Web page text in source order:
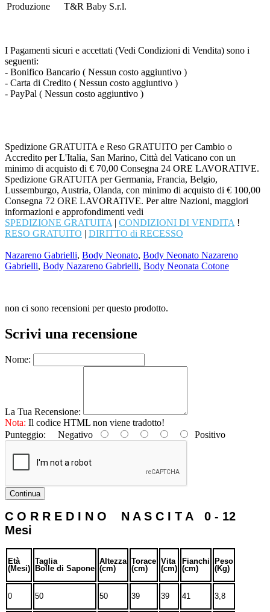
Produzione
T&R Baby S.r.l.
I Pagamenti sicuri e accettati (Vedi Condizioni di Vendita) sono i
seguenti:
- Bonifico Bancario ( Nessun costo aggiuntivo )
- Carta di Credito ( Nessun costo aggiuntivo )
- PayPal ( Nessun costo aggiuntivo )
Spedizione GRATUITA e Reso GRATUITO per Cambio o
Accredito per L'Italia, San Marino, Città del Vaticano con un
minimo di acquisto di € 70,00 Consegna 24 ORE LAVORATIVE.
Spedizione GRATUITA per Germania, Francia, Belgio,
Lussemburgo, Austria, Olanda, con minimo di acquisto di € 100,00
Consegna 72 ORE LAVORATIVE. Per altre Nazioni, maggiori
informazioni e approfondimenti vedi
SPEDIZIONE GRATUITA | CONDIZIONI DI VENDITA !
RESO GRATUITO | DIRITTO di RECESSO
Nazareno Gabrielli, Body Neonato, Body Neonato Nazareno
Gabrielli, Body Nazareno Gabrielli, Body Neonata Cotone
non ci sono recensioni per questo prodotto.
Scrivi una recensione
Nome:
La Tua Recensione:
Nota: Il codice HTML non viene tradotto!
Punteggio: Negativo Positivo
Continua
C O R R E D I N O N A S C I T A 0 - 12
Mesi
Età
(Mesi)
Taglia
Bolle di Sapone
Altezza
(cm)
Torace
(cm)
Vita
(cm)
Fianchi
(cm)
Peso
(Kg)
0 50 50 39 39 41 3,8